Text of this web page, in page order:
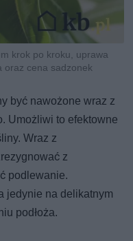
krok po kroku, uprawa
oraz cena sadzonek
być nawożone wraz z
Umożliwi to efektowne
Wraz z
z
podlewanie.
jedynie na delikatnym
podłoża.